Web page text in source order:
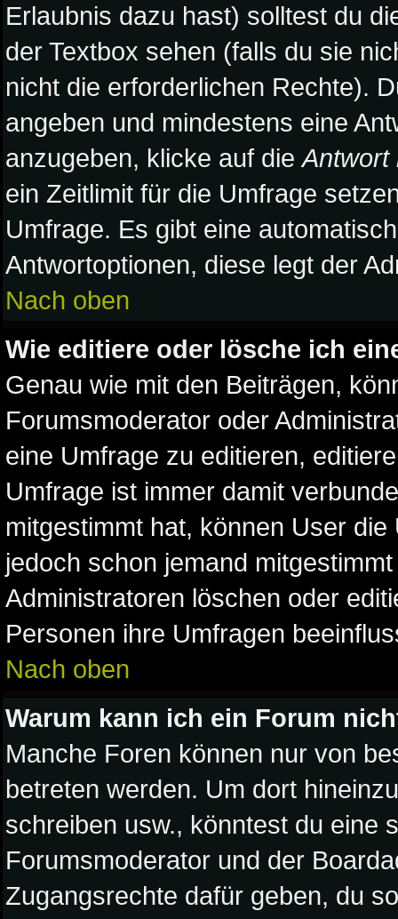
Erlaubnis dazu hast) solltest du
der Textbox sehen (falls du sie
nicht die erforderlichen Rechte).
angeben und mindestens eine
anzugeben, klicke auf dieAntwort
ein Zeitlimit für die Umfrage
Umfrage. Es gibt eine
Antwortoptionen, diese legt der
Nach oben
Wie editiere oder lösche ich
Genau wie mit den Beiträgen,
Forumsmoderator oder
eine Umfrage zu editieren,
Umfrage ist immer damit
mitgestimmt hat, können User
jedoch schon jemand
Administratoren löschen oder
Personen ihre Umfragen
Nach oben
Warum kann ich ein Forum
Manche Foren können nur von
betreten werden. Um dort
schreiben usw., könntest du eine
Forumsmoderator und der
Zugangsrechte dafür geben, du